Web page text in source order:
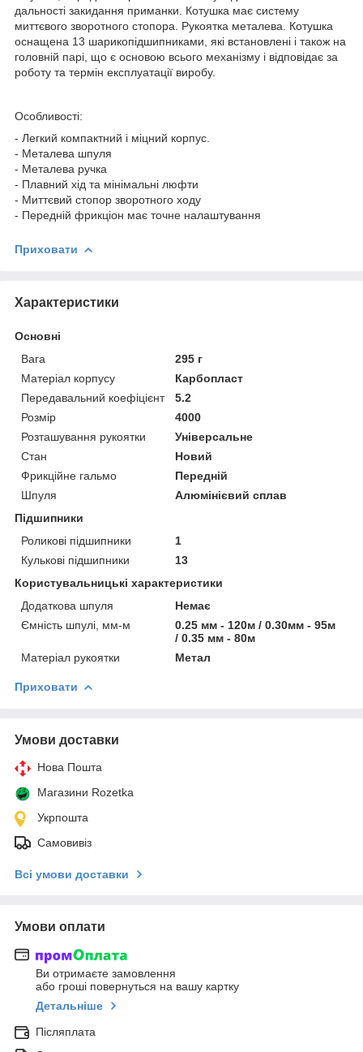
дальності закидання приманки. Котушка має систему
миттєвого зворотного стопора. Рукоятка металева. Котушка
оснащена 13 шарикопідшипниками, які встановлені і також на
головній парі, що є основою всього механізму і відповідає за
роботу та термін експлуатації виробу.
Особливості:
- Легкий компактний і міцний корпус.
- Металева шпуля
- Металева ручка
- Плавний хід та мінімальні люфти
- Миттєвий стопор зворотного ходу
- Передній фрикціон має точне налаштування
Приховати
Характеристики
Основні
Вага
295 г
Матеріал корпусу
Карбопласт
Передавальний коефіцієнт
5.2
Розмір
4000
Розташування рукоятки
Універсальне
Стан
Новий
Фрикційне гальмо
Передній
Шпуля
Алюмінієвий сплав
Підшипники
Роликові підшипники
1
Кулькові підшипники
13
Користувальницькі характеристики
Додаткова шпуля
Немає
Ємність шпулі, мм-м
0.25 мм - 120м / 0.30мм - 95м
/ 0.35 мм - 80м
Матеріал рукоятки
Метал
Приховати
Умови доставки
Нова Пошта
Магазини Rozetka
Укрпошта
Самовивіз
Всі умови доставки
Умови оплати
Ви отримаєте замовлення
або гроші повернуться на вашу картку
Детальніше
Післяплата